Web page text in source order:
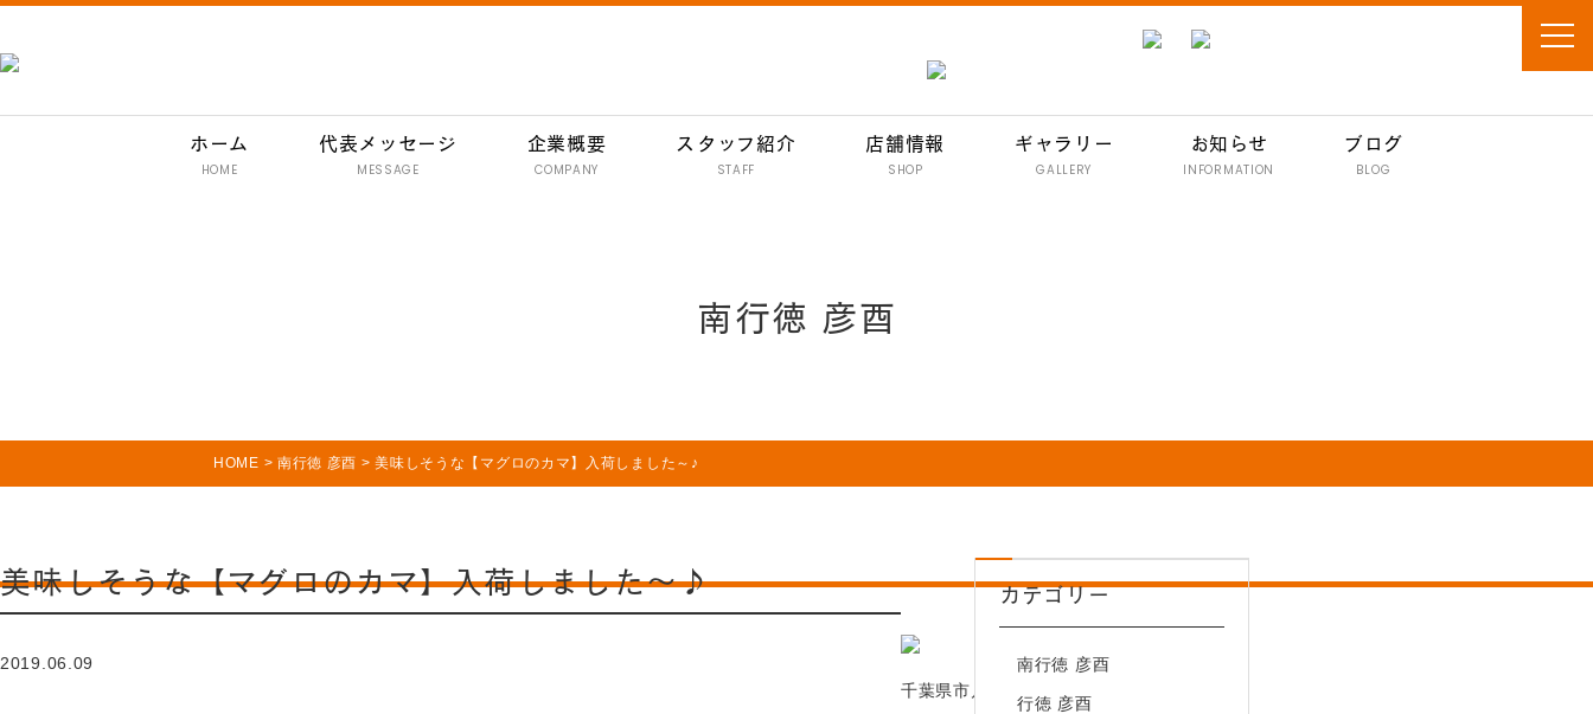
ホーム
HOME
代表メッセージ
MESSAGE
企業概要
COMPANY
スタッフ紹介
STAFF
店舗情報
SHOP
門前仲町 彦酉【居酒屋】
炭焼きハンバーグ 和
綾瀬ワインバル 八十郎商店
平和島 彦酉【居酒屋】
幕張ベイパーク 彦酉【居酒屋】
ギャラリー
GALLERY
お知らせ
INFORMATION
ブログ
BLOG
南行徳 彦酉
HOME > 南行徳 彦酉 >美味しそうな【マグロのカマ】入荷しました～♪
美味しそうな【マグロのカマ】入荷しました～♪
2019.06.09
カテゴリー
南行徳 彦酉
行徳 彦酉
千葉県市川市行徳駅前2－17－5